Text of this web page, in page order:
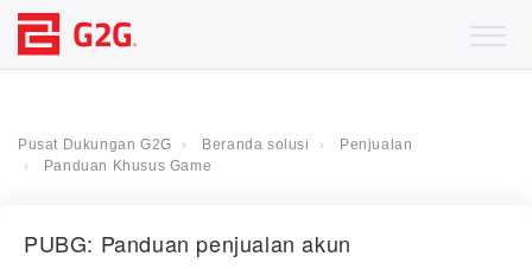
Pusat Dukungan G2G Beranda solusi
Penjualan
Panduan Khusus Game
PUBG: Panduan penjualan akun